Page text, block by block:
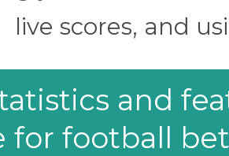
live scores, and
and
for football